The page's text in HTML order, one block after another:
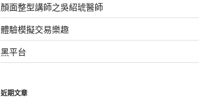
顏面整型講師之吳紹琥醫師
體驗模擬交易樂趣
黑平台
近期文章